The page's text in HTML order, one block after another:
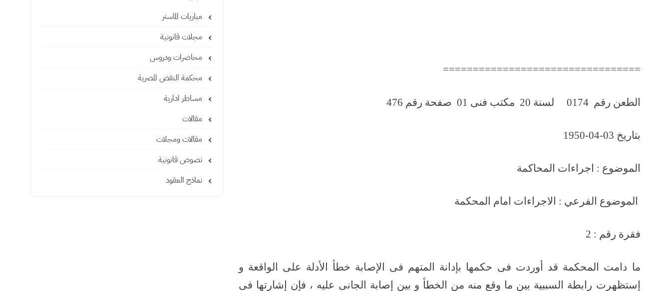
=================================
الطعن رقم 0174 لسنة 20 مكتب فنى 01 صفحة رقم 476
بتاريخ 03-04-1950
الموضوع : اجراءات المحاكمة
الموضوع الفرعي : الاجراءات امام المحكمة
فقرة رقم : 2
ما دامت المحكمة قد أوردت فى حكمها بإدانة المتهم فى الإصابة خطأ الأدلة على الواقعة و
إستظهرت رابطة السببية بين ما وقع منه من الخطأ و بين إصابة الجانى عليه ، فإن إشارتها فى
مباريات الماستر
مجلات قانونية
محاضرات ودروس
محكمة النقض المصرية
مساطر ادارية
مقالات
مقالات ومجلات
نصوص قانونية
نماذج العقود